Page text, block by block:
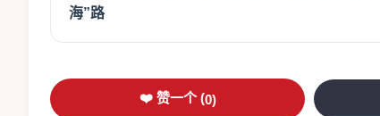
海”路
❤️ 赞一个 (0)